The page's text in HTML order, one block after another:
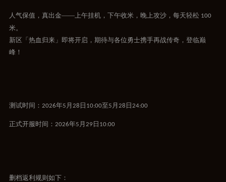
人气保值，真出金——上午挂机，下午收米，晚上攻沙，每天轻松 100
米。
新区「热血归来」即将开启，期待与各位勇士携手再战传奇，登临巅
峰！
测试时间： 2026年5 月 28 日 10:00至5 月 28 日 24:00
正式开服时间： 2026年5 月 29 日 10:00
删档返利规则如下：